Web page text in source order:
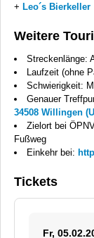
+ Leo´s Bierkeller
Weitere
Streckenlänge:
Laufzeit (ohne
Schwierigkeit:
Genauer
34508 Willingen
Zielort bei
Fußweg
Einkehr bei:
Tickets
Fr,